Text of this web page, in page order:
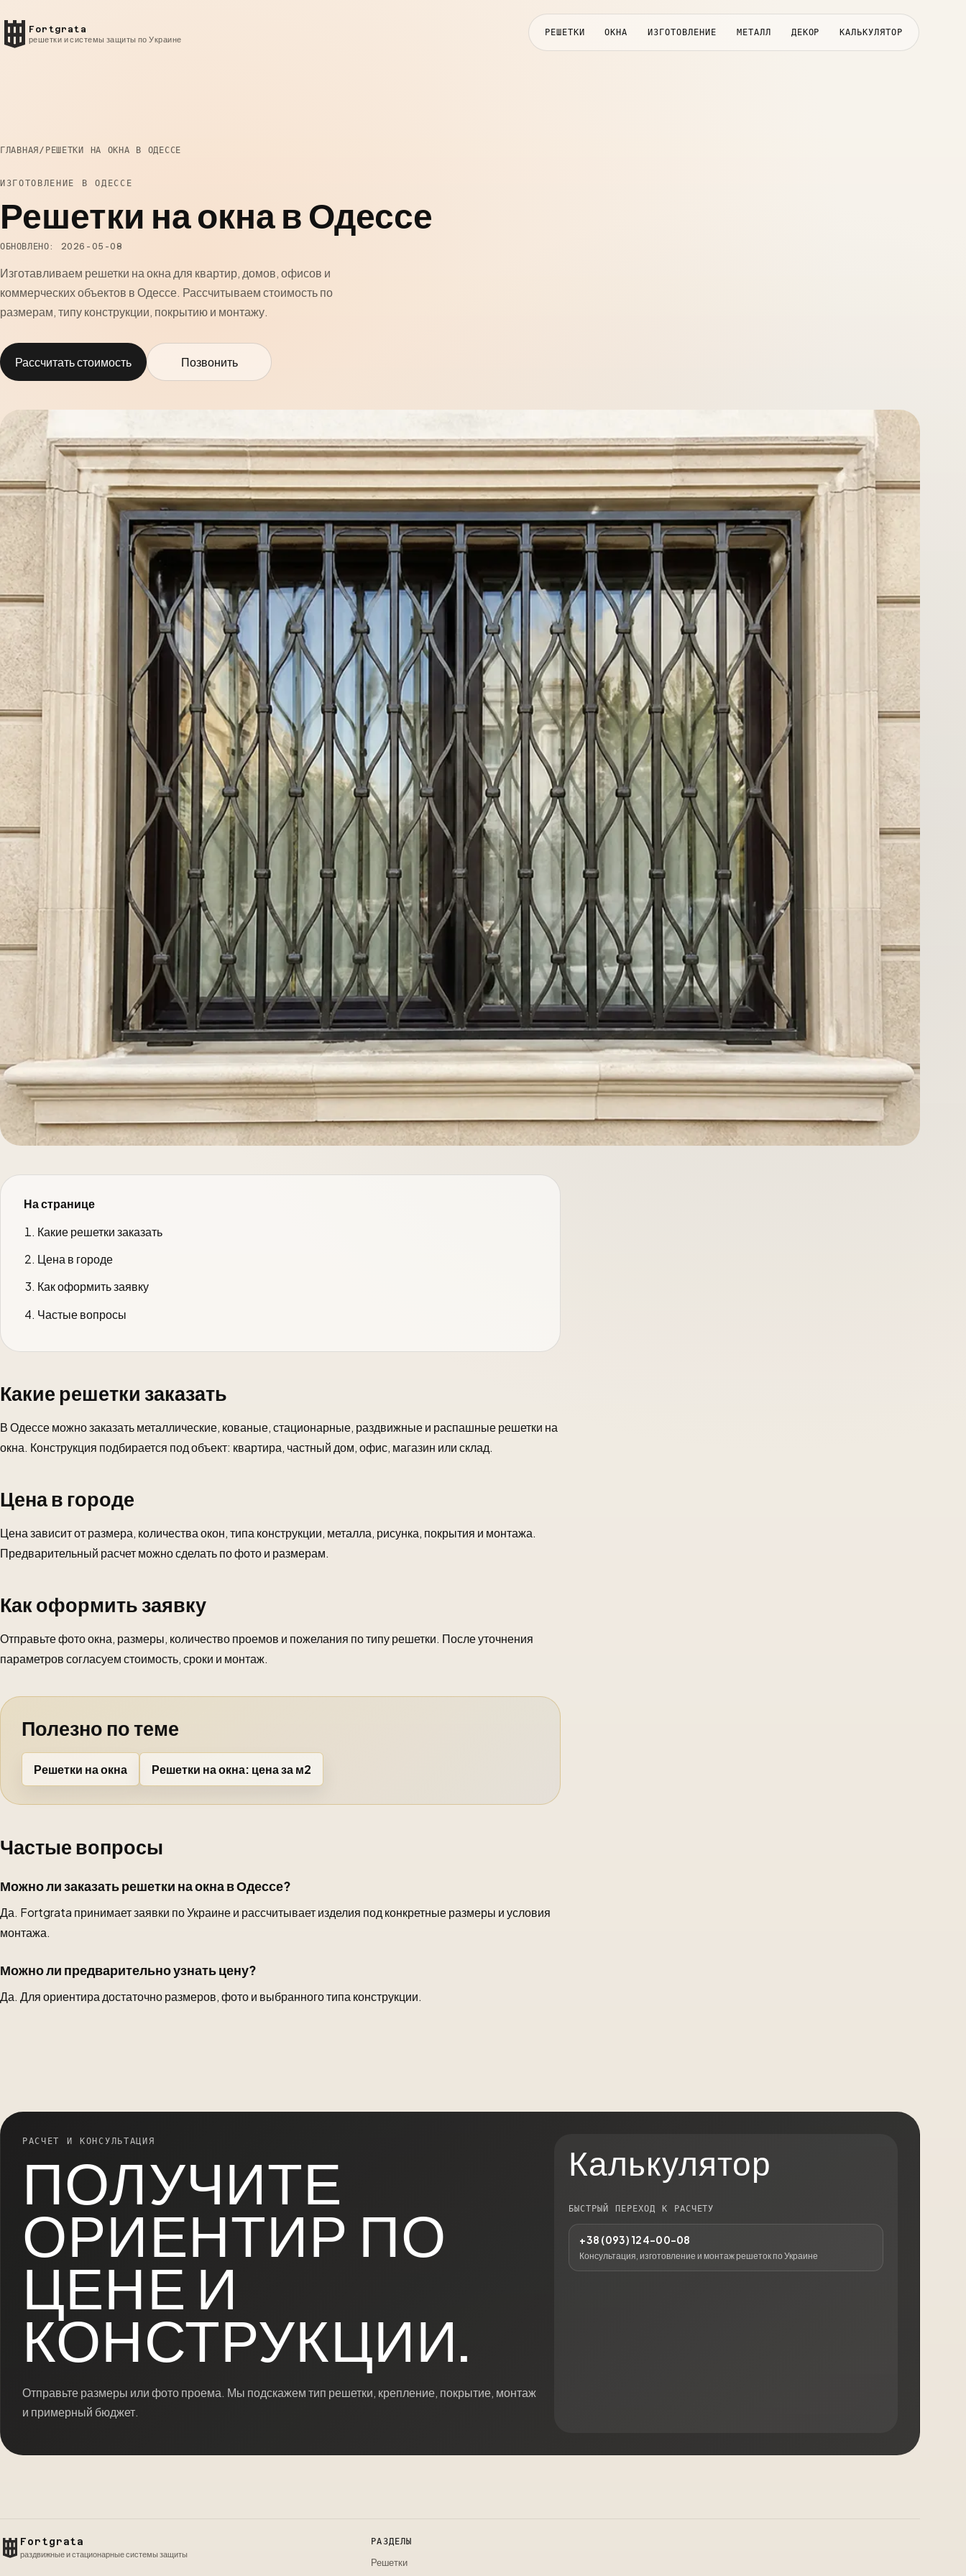
Fortgrata
решетки и системы защиты по Украине
РЕШЕТКИ ОКНА ИЗГОТОВЛЕНИЕ МЕТАЛЛ ДЕКОР КАЛЬКУЛЯТОР
ГЛАВНАЯ / РЕШЕТКИ НА ОКНА В ОДЕССЕ
ИЗГОТОВЛЕНИЕ В ОДЕССЕ
Решетки на окна в Одессе
ОБНОВЛЕНО: 2026-05-08
Изготавливаем решетки на окна для квартир, домов, офисов и
коммерческих объектов в Одессе. Рассчитываем стоимость по
размерам, типу конструкции, покрытию и монтажу.
Рассчитать стоимость Позвонить
На странице
Какие решетки заказать
Цена в городе
Как оформить заявку
Частые вопросы
Какие решетки заказать
В Одессе можно заказать металлические, кованые, стационарные, раздвижные и распашные решетки на
окна. Конструкция подбирается под объект: квартира, частный дом, офис, магазин или склад.
Цена в городе
Цена зависит от размера, количества окон, типа конструкции, металла, рисунка, покрытия и монтажа.
Предварительный расчет можно сделать по фото и размерам.
Как оформить заявку
Отправьте фото окна, размеры, количество проемов и пожелания по типу решетки. После уточнения
параметров согласуем стоимость, сроки и монтаж.
Полезно по теме
Решетки на окна Решетки на окна: цена за м2
Частые вопросы
Можно ли заказать решетки на окна в Одессе?
Да. Fortgrata принимает заявки по Украине и рассчитывает изделия под конкретные размеры и условия
монтажа.
Можно ли предварительно узнать цену?
Да. Для ориентира достаточно размеров, фото и выбранного типа конструкции.
РАСЧЕТ И КОНСУЛЬТАЦИЯ
ПОЛУЧИТЕ
ОРИЕНТИР ПО
ЦЕНЕ И
КОНСТРУКЦИИ.
Отправьте размеры или фото проема. Мы подскажем тип решетки, крепление, покрытие, монтаж
и примерный бюджет.
Калькулятор
БЫСТРЫЙ ПЕРЕХОД К РАСЧЕТУ
+38 (093) 124-00-08
Консультация, изготовление и монтаж решеток по Украине
Fortgrata
раздвижные и стационарные системы защиты
РАЗДЕЛЫ
Решетки